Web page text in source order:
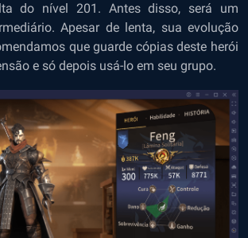
do nível 201. Antes disso, será um
Apesar de lenta, sua evolução
que guarde cópias deste herói
e só depois usá-lo em seu grupo.